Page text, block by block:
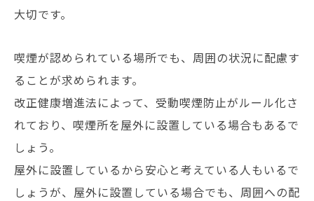
大切です。
喫煙が認められている場所でも、周囲の状況に配慮す
ることが求められます。
改正健康増進法によって、受動喫煙防止がルール化さ
れており、喫煙所を屋外に設置している場合もあるで
しょう。
屋外に設置しているから安心と考えている人もいるで
しょうが、屋外に設置している場合でも、周囲への配